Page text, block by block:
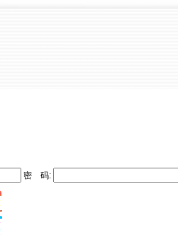
密 码: